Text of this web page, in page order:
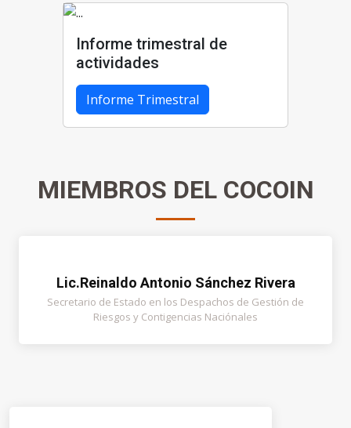
Informe trimestral de
actividades
Informe Trimestral
MIEMBROS DEL COCOIN
Lic.Reinaldo Antonio Sánchez Rivera
Secretario de Estado en los Despachos de Gestión de
Riesgos y Contigencias Naciónales